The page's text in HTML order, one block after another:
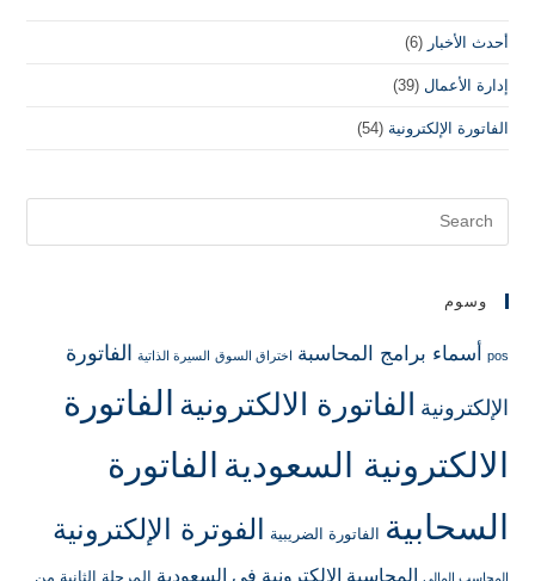
أحدث الأخبار (6)
إدارة الأعمال (39)
الفاتورة الإلكترونية (54)
وسوم
pos أسماء برامج المحاسبة اختراق السوق السيرة الذاتية الفاتورة
الإلكترونية الفاتورة الالكترونية الفاتورة
الالكترونية السعودية الفاتورة
السحابية الفاتورة الضريبية الفوترة الإلكترونية
المحاسب المالي المحاسبة الإلكترونية في السعودية المرحلة الثانية من